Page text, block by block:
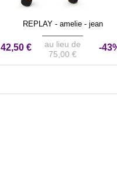
REPLAY - amelie - jean
42,50 €
au lieu de
75,00 €
-